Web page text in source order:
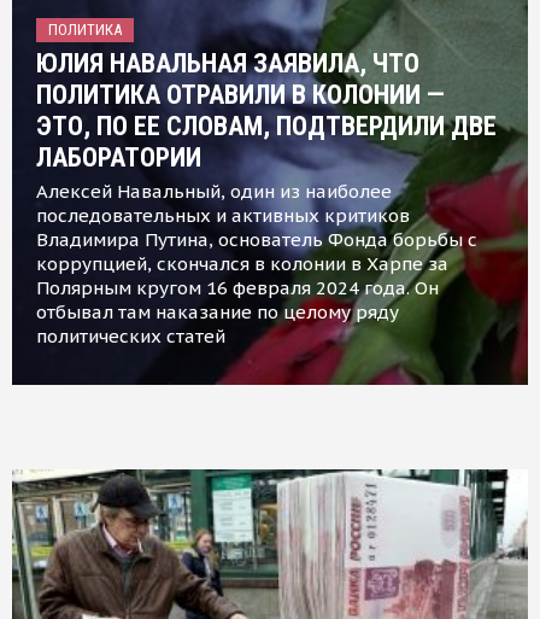
ПОЛИТИКА
ЮЛИЯ НАВАЛЬНАЯ ЗАЯВИЛА, ЧТО
ПОЛИТИКА ОТРАВИЛИ В КОЛОНИИ —
ЭТО, ПО ЕЕ СЛОВАМ, ПОДТВЕРДИЛИ ДВЕ
ЛАБОРАТОРИИ
Алексей Навальный, один из наиболее
последовательных и активных критиков
Владимира Путина, основатель Фонда борьбы с
коррупцией, скончался в колонии в Харпе за
Полярным кругом 16 февраля 2024 года. Он
отбывал там наказание по целому ряду
политических статей